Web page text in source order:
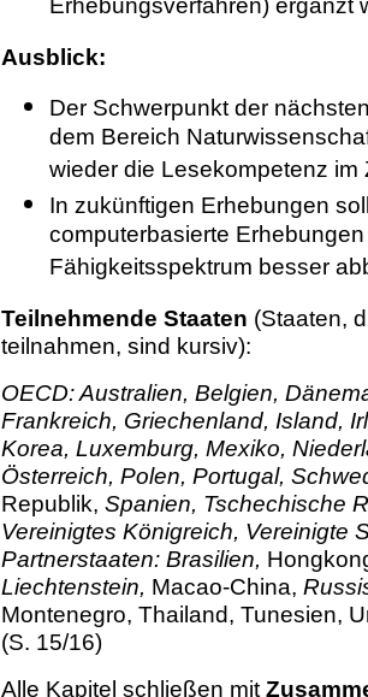
Erhebungsverfahren) ergänzt
Ausblick:
Der Schwerpunkt der
dem Bereich
wieder die Lesekompetenz im
In zukünftigen Erhebungen
computerbasierte
Fähigkeitsspektrum besser
Teilnehmende Staaten (Staaten,
teilnahmen, sind kursiv):
OECD: Australien, Belgien,
Frankreich, Griechenland, Island,
Korea, Luxemburg, Mexiko,
Österreich, Polen, Portugal,
Republik, Spanien, Tschechische
Vereinigtes Königreich, Vereinigte
Partnerstaaten: Brasilien,
Liechtenstein, Macao-China,
Montenegro, Thailand, Tunesien,
(S. 15/16)
Alle Kapitel schließen mit